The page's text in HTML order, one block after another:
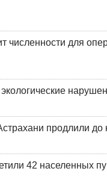
для
продлили до
42 населенных